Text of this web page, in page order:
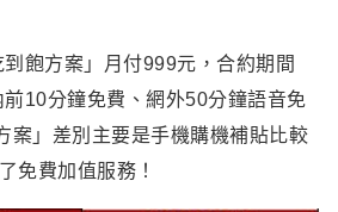
飽方案」月付999元，合約期間
10分鐘免費、網外50分鐘語音免
案」差別主要是手機購機補貼比較
免費加值服務！